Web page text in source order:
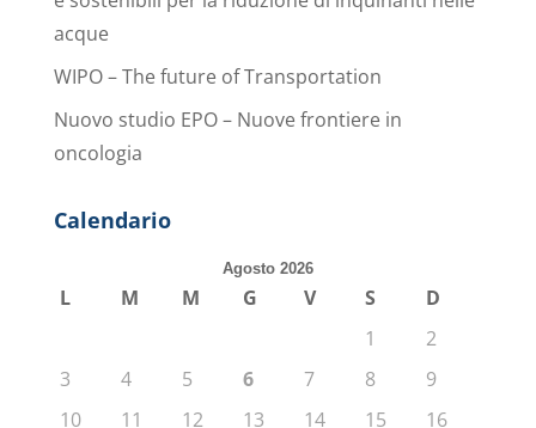
acque
WIPO – The future of Transportation
Nuovo studio EPO – Nuove frontiere in
oncologia
Calendario
Agosto 2026
L M M G V S
D
1
2
3
4 5 6 7 8
9
10
11 12 13 14 15 16